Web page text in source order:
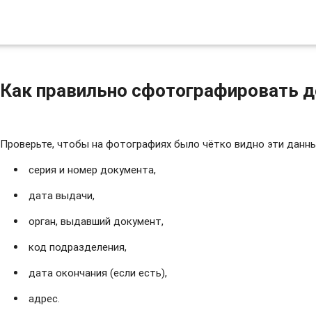
Как правильно сфотографировать
Проверьте, чтобы на фотографиях было чётко видно эти
серия и номер документа,
дата выдачи,
орган, выдавший документ,
код подразделения,
дата окончания (если есть),
адрес.